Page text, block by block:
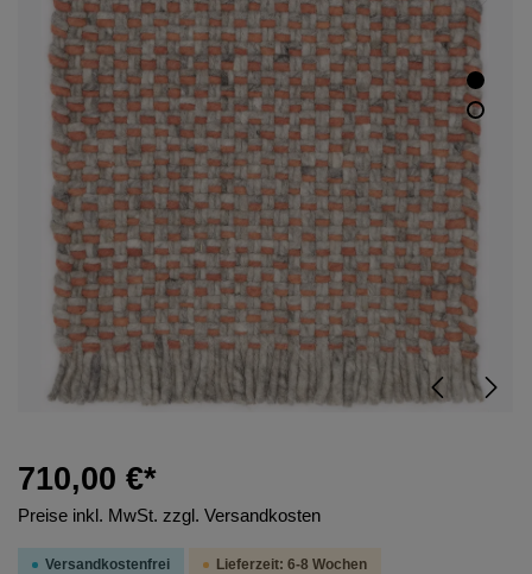
710,00 €*
Preise inkl. MwSt. zzgl. Versandkosten
Versandkostenfrei Lieferzeit: 6-8 Wochen